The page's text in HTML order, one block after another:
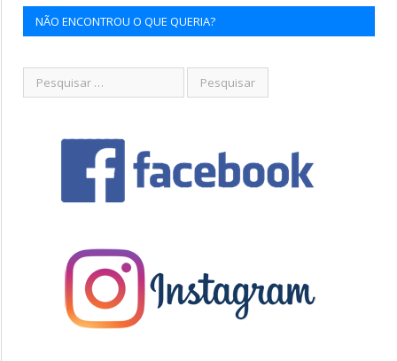
NÃO ENCONTROU O QUE QUERIA?